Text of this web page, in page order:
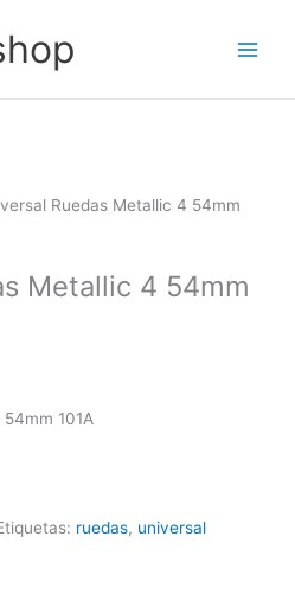
Ruedas Metallic 4 54mm
Metallic 4 54mm
101A
ruedas, universal